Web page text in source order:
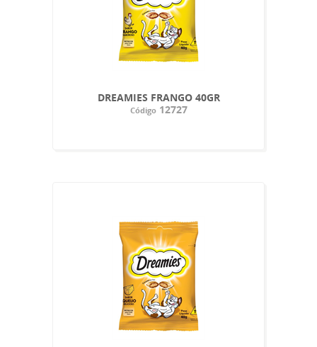
DREAMIES FRANGO 40GR
Código12727